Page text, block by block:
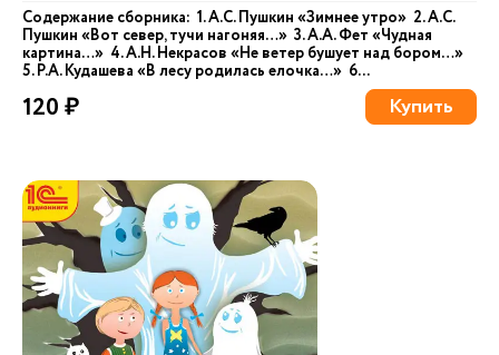
Содержание сборника: 1. А.С. Пушкин «Зимнее утро» 2. А.С.
Пушкин «Вот север, тучи нагоняя…» 3. А.А. Фет «Чудная
картина…» 4. А.Н. Некрасов «Не ветер бушует над бором…»
5. Р.А. Кудашева «В лесу родилась елочка…» 6...
120 ₽ Купить